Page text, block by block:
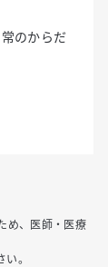
のからだ
め、医師・医療
。